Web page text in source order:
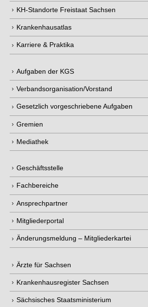
KH-Standorte Freistaat Sachsen
Krankenhausatlas
Karriere & Praktika
Aufgaben der KGS
Verbandsorganisation/Vorstand
Gesetzlich vorgeschriebene Aufgaben
Gremien
Mediathek
Geschäftsstelle
Fachbereiche
Ansprechpartner
Mitgliederportal
Änderungsmeldung – Mitgliederkartei
Ärzte für Sachsen
Krankenhausregister Sachsen
Sächsisches Staatsministerium